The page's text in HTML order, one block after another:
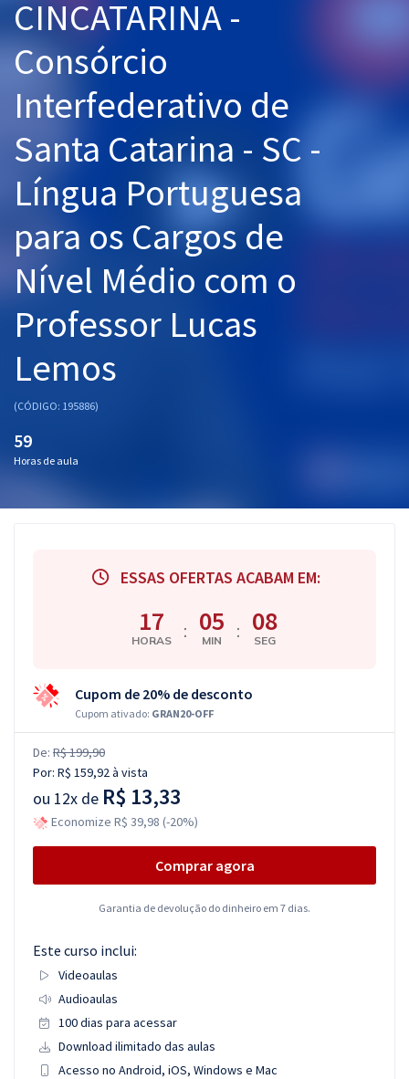
Pós
Graduação
OAB
Mentorias
Questões grátis
Conteúdo gratuito
Aprovados
CINCATARINA -
Consórcio
Interfederativo de
Santa Catarina - SC -
Língua Portuguesa
para os Cargos de
Nível Médio com o
Professor Lucas
Lemos
(CÓDIGO: 195886)
59
Horas de aula
ESSAS OFERTAS ACABAM EM:
17
HORAS : 05
MIN : 08
SEG
Cupom de 20% de desconto
Cupom ativado: GRAN20-OFF
De: R$ 199,90
Por: R$ 159,92à vista
ou 12x de R$ 13,33
Economize R$ 39,98 (-20%)
Comprar agora
Garantia de devolução do dinheiro em 7 dias.
Este curso inclui:
Videoaulas
Audioaulas
100 dias para acessar
Download ilimitado das aulas
Acesso no Android, iOS, Windows e Mac